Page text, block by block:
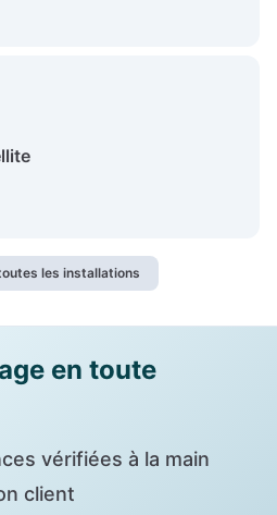
les installations
en toute
vérifiées à la main
client